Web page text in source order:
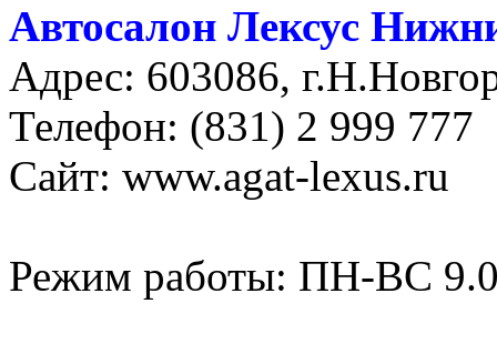
Автосалон Лексус
Адрес: 603086,
Телефон: (831) 2 999 777
Сайт: www.agat-lexus.ru
Режим работы: ПН-ВС